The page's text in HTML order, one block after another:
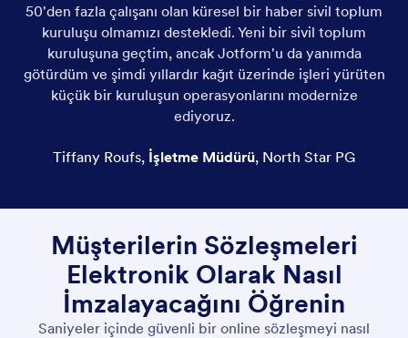
50'den fazla çalışanı olan küresel bir haber sivil toplum
kuruluşu olmamızı destekledi. Yeni bir sivil toplum
kuruluşuna geçtim, ancak Jotform'u da yanımda
götürdüm ve şimdi yıllardır kağıt üzerinde işleri yürüten
küçük bir kuruluşun operasyonlarını modernize
ediyoruz.
Tiffany Roufs, İşletme Müdürü, North Star PG
Müşterilerin Sözleşmeleri
Elektronik Olarak Nasıl
İmzalayacağını Öğrenin
Saniyeler içinde güvenli bir online sözleşmeyi nasıl